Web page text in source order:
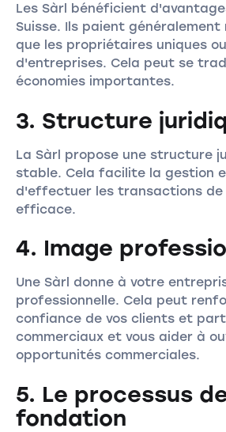
Les Sàrl bénéficient
Suisse. Ils paient
que les propriétaires uniques
d'entreprises. Cela peut se
économies importantes.
3. Structure
La Sàrl propose une structure
stable. Cela facilite la gestion
d'effectuer les transactions de
efficace.
4. Image
Une Sàrl donne à votre
professionnelle. Cela peut
confiance de vos clients et
commerciaux et vous aider à
opportunités commerciales.
5. Le processus
fondation